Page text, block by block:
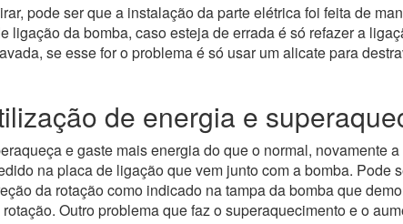
pode ser que a instalação da parte elétrica foi feita de
da bomba, caso esteja de errada é só refazer a
se esse for o problema é só usar um alicate para
de energia e
e gaste mais energia do que o normal, novamente
na placa de ligação que vem junto com a bomba. Pode
da rotação como indicado na tampa da bomba que
Outro problema que faz o superaquecimento e o